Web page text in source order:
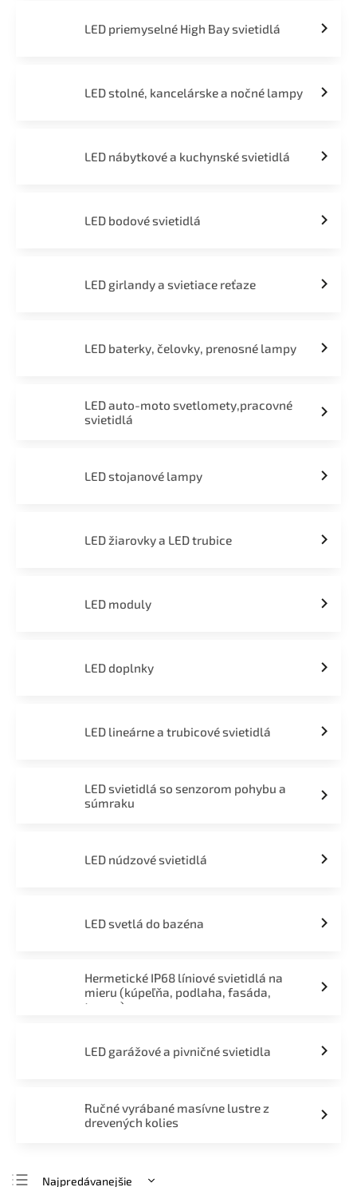
LED priemyselné High Bay svietidlá
LED stolné, kancelárske a nočné lampy
LED nábytkové a kuchynské svietidlá
LED bodové svietidlá
LED girlandy a svietiace reťaze
LED baterky, čelovky, prenosné lampy
LED auto-moto svetlomety,pracovné
svietidlá
LED stojanové lampy
LED žiarovky a LED trubice
LED moduly
LED doplnky
LED lineárne a trubicové svietidlá
LED svietidlá so senzorom pohybu a
súmraku
LED núdzové svietidlá
LED svetlá do bazéna
Hermetické IP68 líniové svietidlá na
mieru (kúpeľňa, podlaha, fasáda,
terasa)
LED garážové a pivničné svietidla
Ručné vyrábané masívne lustre z
drevených kolies
Najpredávanejšie